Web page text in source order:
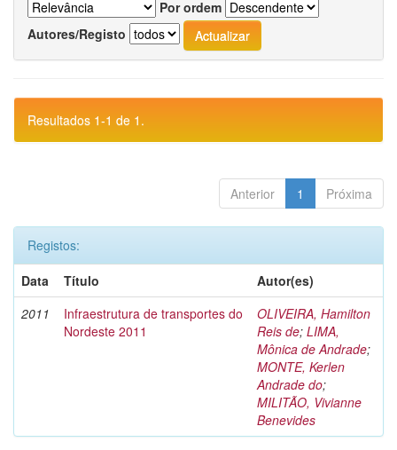
Por ordem
Autores/Registo
Resultados 1-1 de 1.
Anterior 1 Próxima
Registos:
Data
Título
Autor(es)
2011
Infraestrutura de transportes do
Nordeste 2011
OLIVEIRA, Hamilton
Reis de; LIMA,
Mônica de Andrade;
MONTE, Kerlen
Andrade do;
MILITÃO, Vivianne
Benevides